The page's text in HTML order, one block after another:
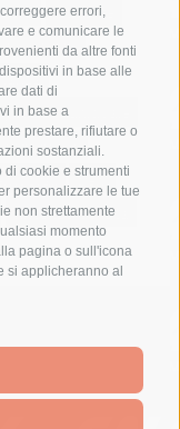
errori,
e comunicare le
da altre fonti
in base alle
dati di
in base a
prestare, rifiutare o
sostanziali.
cookie e strumenti
personalizzare le tue
non strettamente
momento
pagina o sull'icona
si applicheranno al
incidente
lubrense
polizia municipale
treni
vincenzo de luca